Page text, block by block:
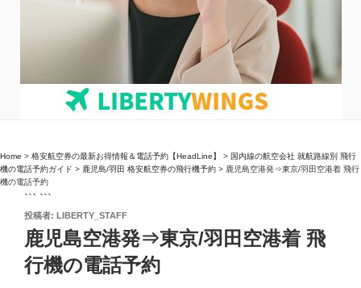
Home > 格安航空券の最新お得情報＆電話予約【HeadLine】 > 国内線の航空会社 就航路線別 飛行
機の電話予約ガイド > 鹿児島/羽田 格安航空券の飛行機予約 > 鹿児島空港発⇒東京/羽田空港着 飛行
機の電話予約
``` ```
投
稿
日:
投稿者: LIBERTY_STAFF
鹿児島空港発⇒東京/羽田空港着 飛
行機の電話予約